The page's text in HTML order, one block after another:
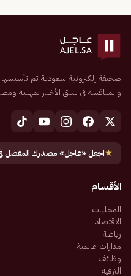
والمنافسة في سبق الأخبار بمهنية
★اجعل «عاجل» مصدرك المفضل
الأقسام
المحليات
الاقتصاد
رياضة
مدارات عالمية
وظائف
الترفيه